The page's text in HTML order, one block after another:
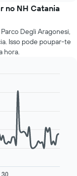
no NH Catania
Degli Aragonesi,
Isso pode poupar-te
hora.
30